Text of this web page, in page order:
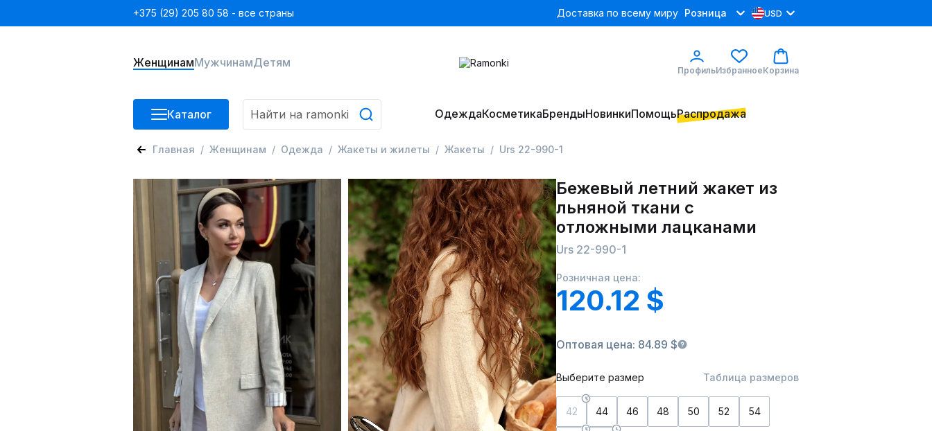
+375 (29) 205 80 58 - все страны Доставка по всему миру Розница USD
ЖенщинамМужчинамДетям
ПрофильИзбранноеКорзина
Каталог ОдеждаКосметикаБрендыНовинкиПомощьРаспродажа
Главная Женщинам Одежда Жакеты и жилеты Жакеты Urs 22-990-1
Бежевый летний жакет из
льняной ткани с
отложными лацканами
Urs 22-990-1
Розничная цена:
120.12 $
Оптовая цена: 84.89 $
Выберите размер Таблица размеров
42 44 46 48 50 52 54